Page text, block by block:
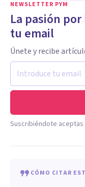
NEWSLETTER PYM
La pasión
tu email
Únete y recibe
Suscribiéndote
CÓMO CITAR